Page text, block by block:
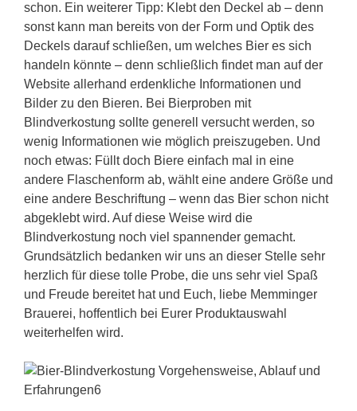
schon. Ein weiterer Tipp: Klebt den Deckel ab – denn
sonst kann man bereits von der Form und Optik des
Deckels darauf schließen, um welches Bier es sich
handeln könnte – denn schließlich findet man auf der
Website allerhand erdenkliche Informationen und
Bilder zu den Bieren. Bei Bierproben mit
Blindverkostung sollte generell versucht werden, so
wenig Informationen wie möglich preiszugeben. Und
noch etwas: Füllt doch Biere einfach mal in eine
andere Flaschenform ab, wählt eine andere Größe und
eine andere Beschriftung – wenn das Bier schon nicht
abgeklebt wird. Auf diese Weise wird die
Blindverkostung noch viel spannender gemacht.
Grundsätzlich bedanken wir uns an dieser Stelle sehr
herzlich für diese tolle Probe, die uns sehr viel Spaß
und Freude bereitet hat und Euch, liebe Memminger
Brauerei, hoffentlich bei Eurer Produktauswahl
weiterhelfen wird.